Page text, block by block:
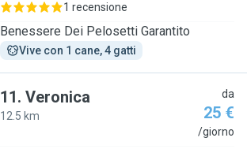
1 recensione
Benessere Dei Pelosetti Garantito
Vive con 1 cane, 4 gatti
11. Veronica
12.5 km
da
25 €
/giorno